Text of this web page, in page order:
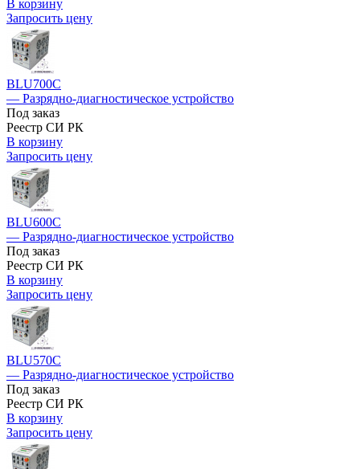
В корзину
Запросить цену
BLU700C
— Разрядно-диагностическое устройство
Под заказ
Реестр СИ РК
В корзину
Запросить цену
BLU600C
— Разрядно-диагностическое устройство
Под заказ
Реестр СИ РК
В корзину
Запросить цену
BLU570C
— Разрядно-диагностическое устройство
Под заказ
Реестр СИ РК
В корзину
Запросить цену